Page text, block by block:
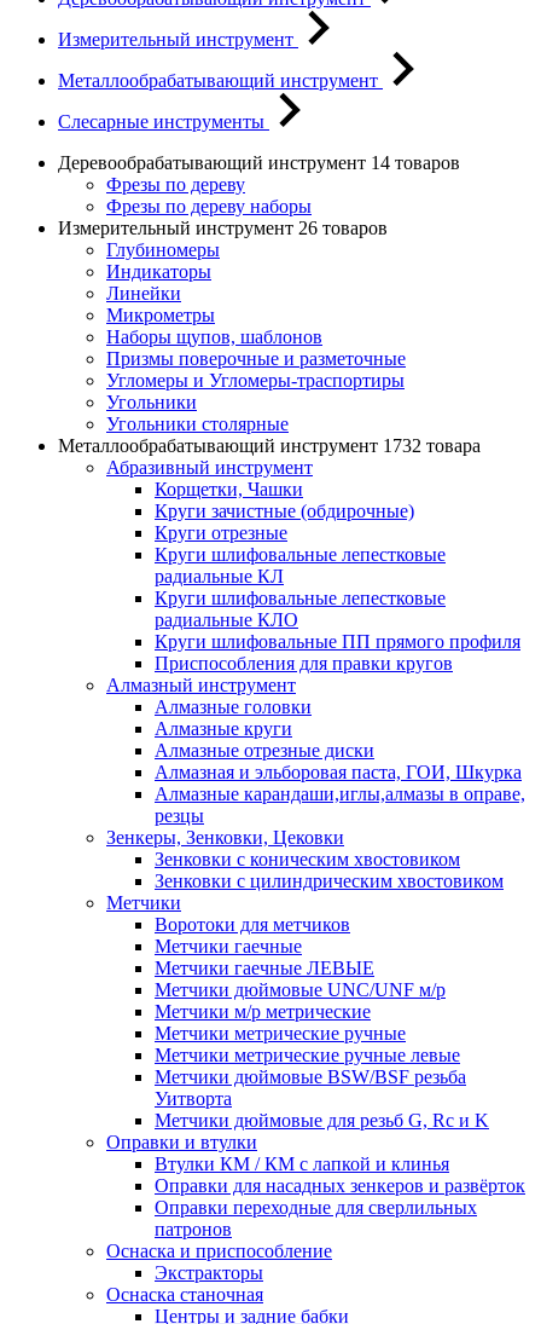
Измерительный инструмент
Металлообрабатывающий инструмент
Слесарные инструменты
Деревообрабатывающий инструмент 14 товаров
Фрезы по дереву
Фрезы по дереву наборы
Измерительный инструмент 26 товаров
Глубиномеры
Индикаторы
Линейки
Микрометры
Наборы щупов, шаблонов
Призмы поверочные и разметочные
Угломеры и Угломеры-траспортиры
Угольники
Угольники столярные
Металлообрабатывающий инструмент 1732 товара
Абразивный инструмент
Корщетки, Чашки
Круги зачистные (обдирочные)
Круги отрезные
Круги шлифовальные лепестковые
радиальные КЛ
Круги шлифовальные лепестковые
радиальные КЛО
Круги шлифовальные ПП прямого профиля
Приспособления для правки кругов
Алмазный инструмент
Алмазные головки
Алмазные круги
Алмазные отрезные диски
Алмазная и эльборовая паста, ГОИ, Шкурка
Алмазные карандаши,иглы,алмазы в оправе,
резцы
Зенкеры, Зенковки, Цековки
Зенковки с коническим хвостовиком
Зенковки с цилиндрическим хвостовиком
Метчики
Воротоки для метчиков
Метчики гаечные
Метчики гаечные ЛЕВЫЕ
Метчики дюймовые UNC/UNF м/р
Метчики м/р метрические
Метчики метрические ручные
Метчики метрические ручные левые
Метчики дюймовые BSW/BSF резьба
Уитворта
Метчики дюймовые для резьб G, Rc и K
Оправки и втулки
Втулки КМ / КМ с лапкой и клинья
Оправки для насадных зенкеров и развёрток
Оправки переходные для сверлильных
патронов
Оснаска и приспособление
Экстракторы
Оснаска станочная
Центры и задние бабки